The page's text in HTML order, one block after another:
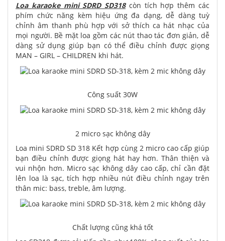
Loa karaoke mini SDRD SD318còn tích hợp thêm các
phím chức năng kèm hiệu ứng đa dạng, dễ dàng tuỳ
chỉnh âm thanh phù hợp với sở thích ca hát nhạc của
mọi người. Bề mặt loa gồm các nút thao tác đơn giản, dễ
dàng sử dụng giúp bạn có thể điều chỉnh được giọng
MAN – GIRL – CHILDREN khi hát.
Công suất 30W
2 micro sạc không dây
Loa mini SDRD SD 318 Kết hợp cùng 2 micro cao cấp giúp
bạn điều chỉnh được giọng hát hay hơn. Thân thiện và
vui nhộn hơn. Micro sạc không dây cao cấp, chỉ cần đặt
lên loa là sạc, tích hợp nhiều nút điều chỉnh ngay trên
thân mic: bass, treble, âm lượng.
Chất lượng cũng khá tốt